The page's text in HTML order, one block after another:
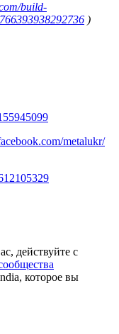
build-
)
metalukr/
действуйте с
которое вы